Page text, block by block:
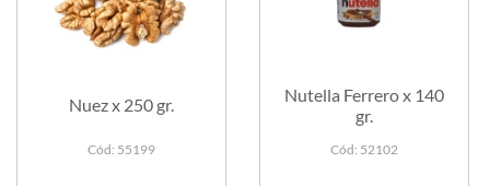
Nuez x 250 gr.
Cód: 55199
Nutella Ferrero x 140
gr.
Cód: 52102